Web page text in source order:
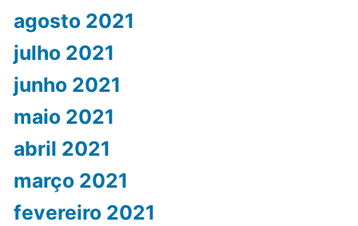
agosto 2021
julho 2021
junho 2021
maio 2021
abril 2021
março 2021
fevereiro 2021